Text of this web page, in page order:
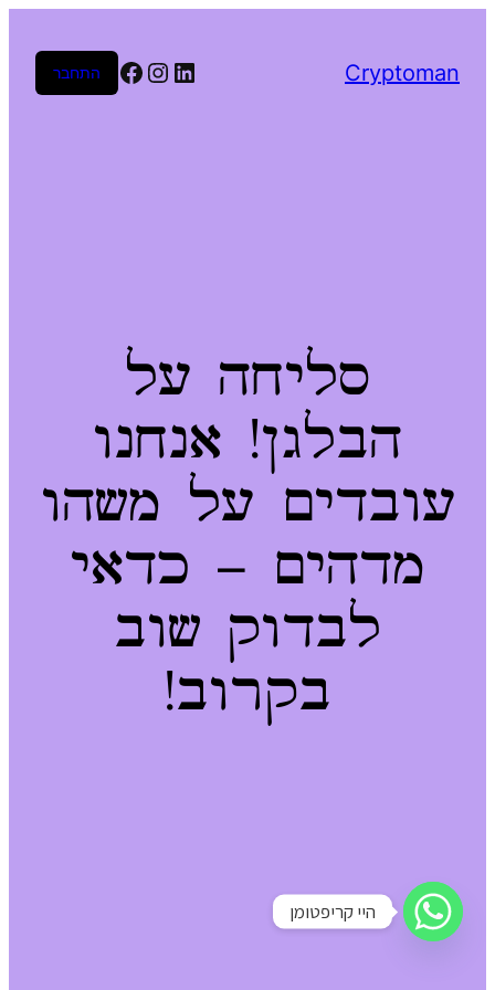
Cryptoman
LinkedIn
Instagram
Facebook
התחבר
סליחה על
הבלגן! אנחנו
עובדים על משהו
מדהים – כדאי
לבדוק שוב
בקרוב!
היי קריפטומן